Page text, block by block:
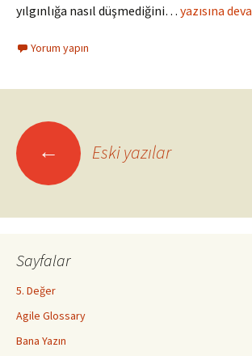
yılgınlığa nasıl düşmediğini… 19 Mayıs,
yazısına
Yorum yapın
Yazı
dolaşımı
← Eski yazılar
Sayfalar
5. Değer
Agile Glossary
Bana Yazın